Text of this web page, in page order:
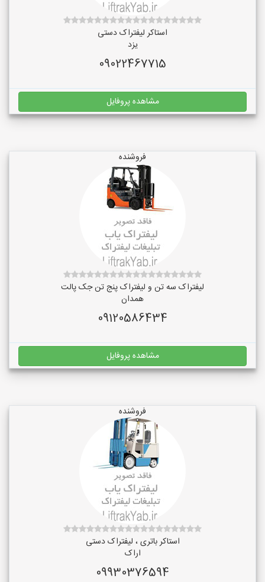
استاکر لیفتراک دستی
یزد
09022467715
مشاهده پروفایل
فروشنده
لیفتراک سه تن و لیفتراک پنج تن جک پالت
همدان
09120586434
مشاهده پروفایل
فروشنده
استاکر باتری ، لیفتراک دستی
اراک
09930376594